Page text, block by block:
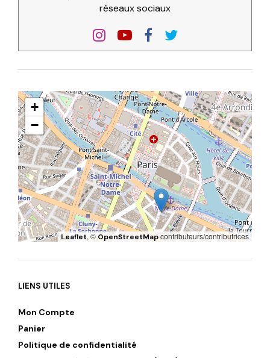
réseaux sociaux
+
−
Leaflet, ©OpenStreetMapcontributeurs/contributrices
LIENS UTILES
Mon Compte
Panier
Politique de confidentialité